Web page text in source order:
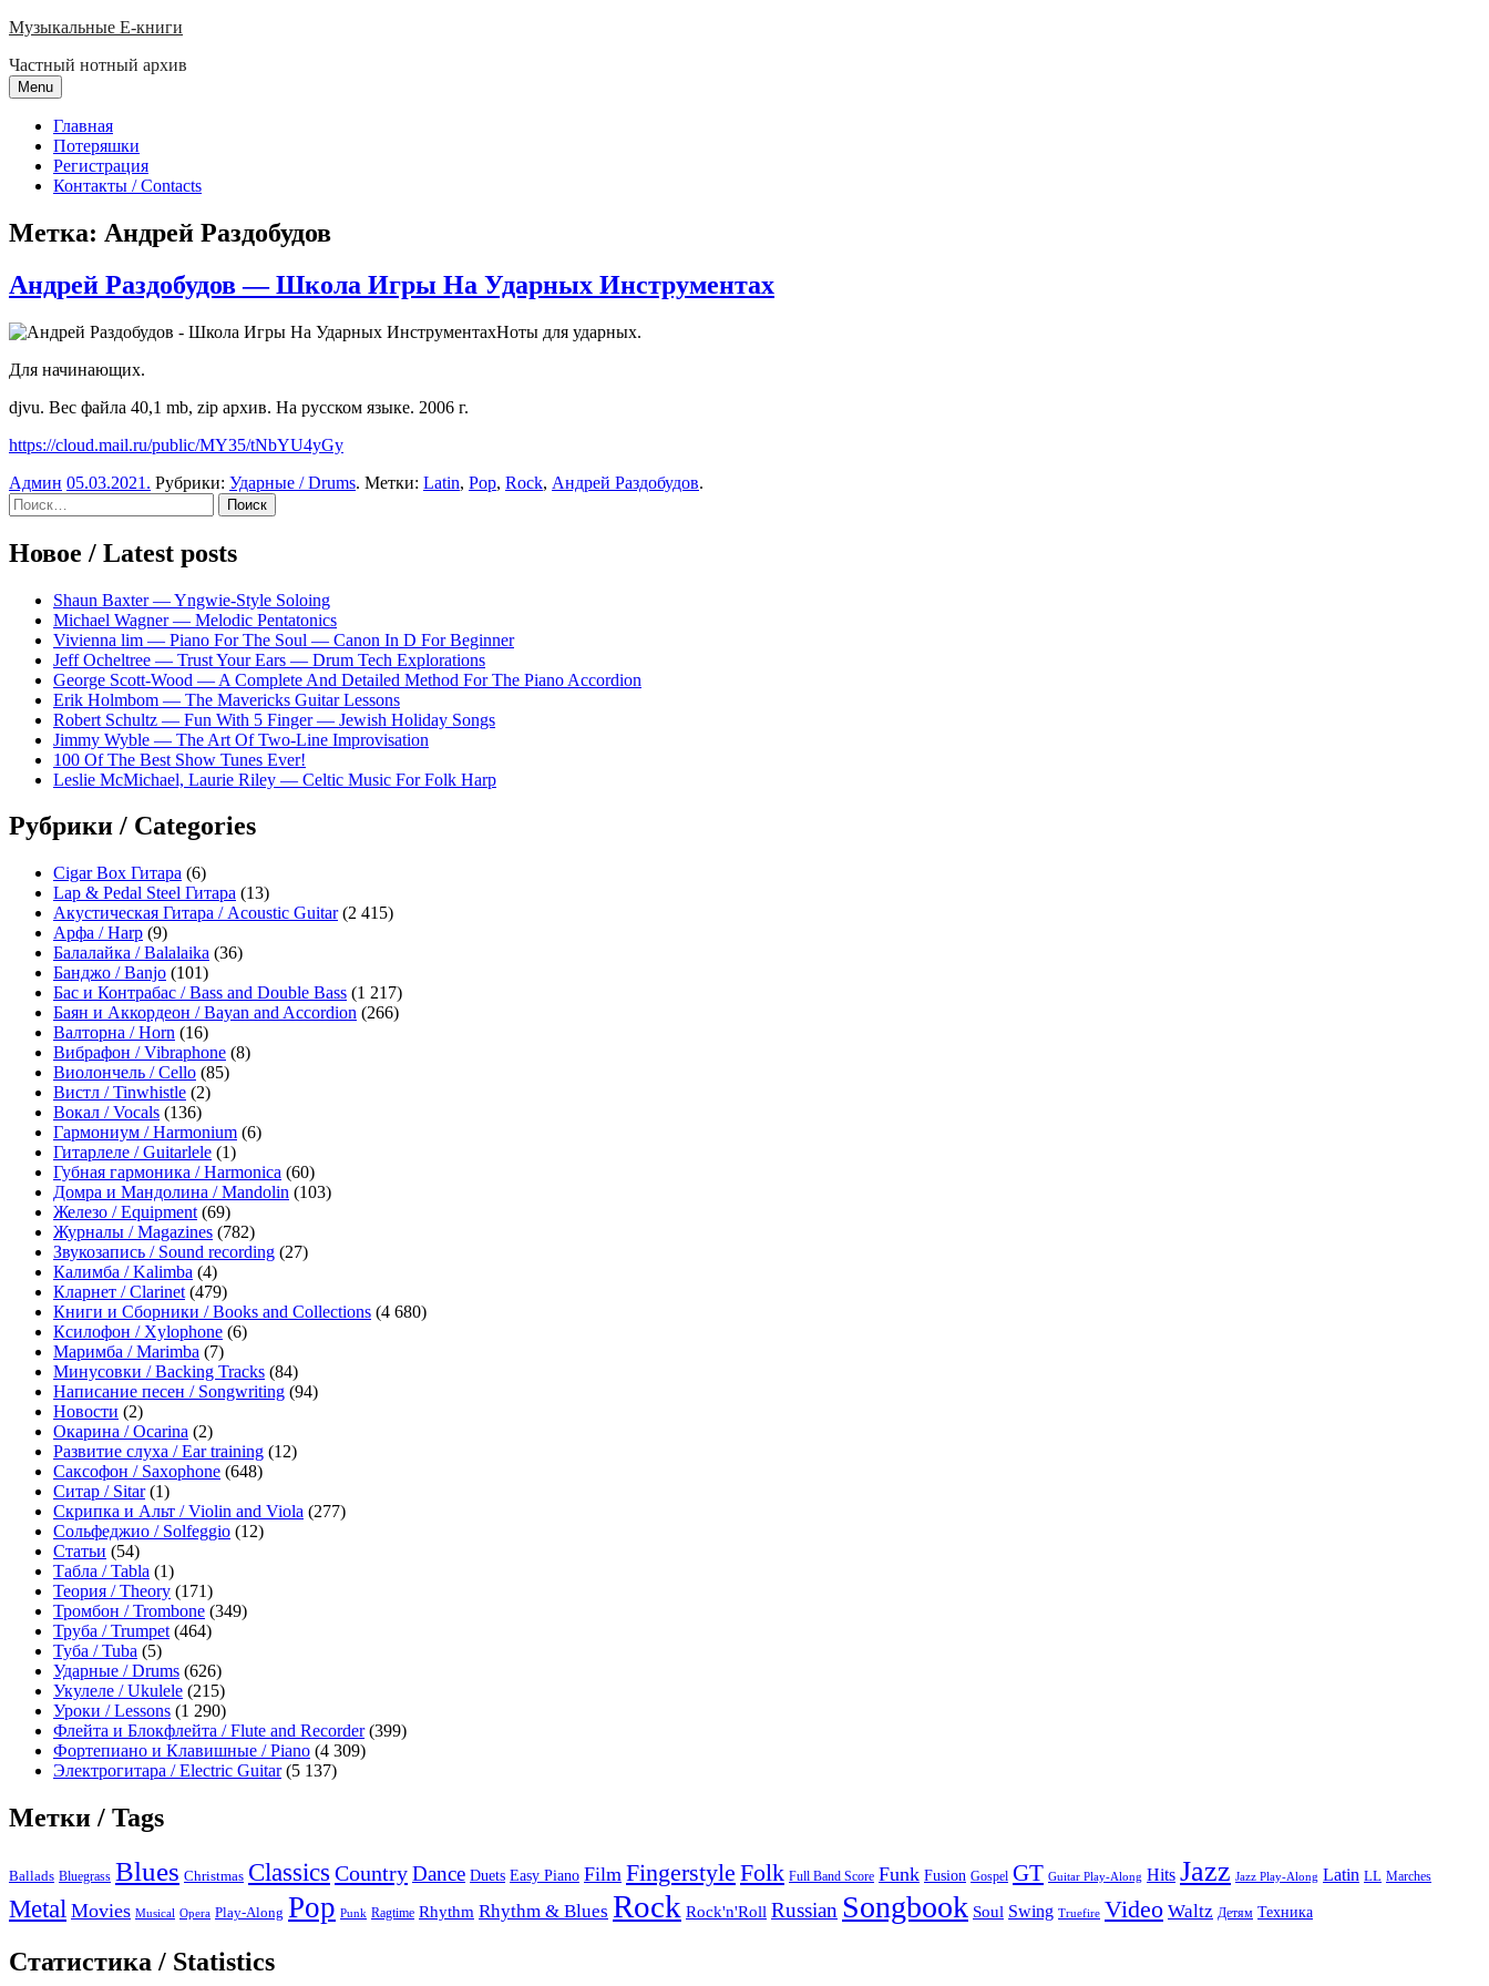
Skip
content
Музыкальные E-книги
Частный нотный архив
Menu
Главная
Потеряшки
Регистрация
Контакты / Contacts
Метка: Андрей Раздобудов
Андрей Раздобудов — Школа Игры На Ударных Инструментах
Ноты для ударных.
Для начинающих.
djvu. Вес файла 40,1 mb, zip архив. На русском языке. 2006 г.
https://cloud.mail.ru/public/MY35/tNbYU4yGy
Админ 05.03.2021 . Рубрики: Ударные / Drums. Метки: Latin, Pop, Rock, Андрей Раздобудов.
Sidebar
Найти:
Новое / Latest posts
Shaun Baxter — Yngwie-Style Soloing
Michael Wagner — Melodic Pentatonics
Vivienna lim — Piano For The Soul — Canon In D For Beginner
Jeff Ocheltree — Trust Your Ears — Drum Tech Explorations
George Scott-Wood — A Complete And Detailed Method For The Piano Accordion
Erik Holmbom — The Mavericks Guitar Lessons
Robert Schultz — Fun With 5 Finger — Jewish Holiday Songs
Jimmy Wyble — The Art Of Two-Line Improvisation
100 Of The Best Show Tunes Ever!
Leslie McMichael, Laurie Riley — Celtic Music For Folk Harp
Рубрики / Categories
Cigar Box Гитара (6)
Lap & Pedal Steel Гитара (13)
Акустическая Гитара / Acoustic Guitar(2 415)
Арфа / Harp (9)
Балалайка / Balalaika (36)
Банджо / Banjo (101)
Бас и Контрабас / Bass and Double Bass (1 217)
Баян и Аккордеон / Bayan and Accordion (266)
Валторна / Horn (16)
Вибрафон / Vibraphone (8)
Виолончель / Cello (85)
Вистл / Tinwhistle (2)
Вокал / Vocals (136)
Гармониум / Harmonium (6)
Гитарлеле / Guitarlele (1)
Губная гармоника / Harmonica (60)
Домра и Мандолина / Mandolin (103)
Железо / Equipment (69)
Журналы / Magazines (782)
Звукозапись / Sound recording (27)
Калимба / Kalimba (4)
Кларнет / Clarinet (479)
Книги и Сборники / Books and Collections (4 680)
Ксилофон / Xylophone (6)
Маримба / Marimba (7)
Минусовки / Backing Tracks (84)
Написание песен / Songwriting (94)
Новости (2)
Окарина / Ocarina (2)
Развитие слуха / Ear training (12)
Саксофон / Saxophone (648)
Ситар / Sitar(1)
Скрипка и Альт / Violin and Viola (277)
Сольфеджио / Solfeggio (12)
Статьи (54)
Табла / Tabla (1)
Теория / Theory (171)
Тромбон / Trombone (349)
Труба / Trumpet (464)
Туба / Tuba (5)
Ударные / Drums (626)
Укулеле / Ukulele (215)
Уроки / Lessons (1 290)
Флейта и Блокфлейта / Flute and Recorder(399)
Фортепиано и Клавишные / Piano (4 309)
Электрогитара / Electric Guitar(5 137)
Метки / Tags
Ballads Bluegrass Blues Christmas Classics CountryDance Duets Easy Piano Film Fingerstyle Folk Full Band Score Funk Fusion Gospel GT Guitar Play-Along Hits Jazz Jazz Play-Along Latin LL Marches
Metal Movies Musical Opera Play-Along Pop Punk Ragtime Rhythm Rhythm & Blues Rock Rock'n'Roll Russian Songbook Soul Swing Truefire Video Waltz Детям Техника
Статистика / Statistics